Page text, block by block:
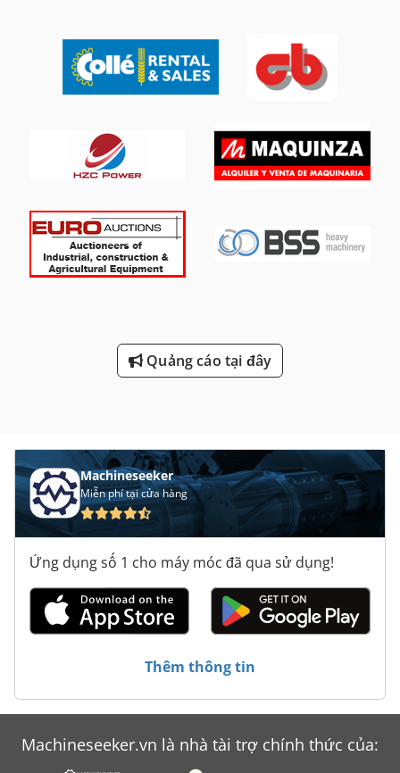
Quảng cáo tại đây
Machineseeker
Miễn phí tại cửa hàng
Ứng dụng số 1 cho máy móc đã qua sử dụng!
Thêm thông tin
Machineseeker.vn là nhà tài trợ chính thức của: